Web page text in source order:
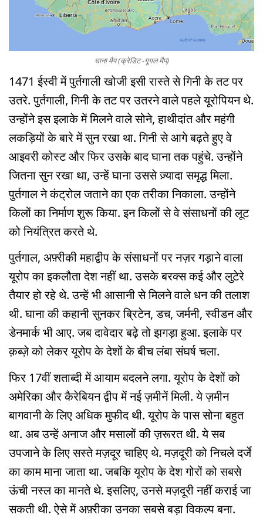
घाना मैप (क्रेडिट -गूगल मैप)
1471 ईस्वी में पुर्तगाली खोजी इसी रास्ते से गिनी के तट पर
उतरे. पुर्तगाली, गिनी के तट पर उतरने वाले पहले यूरोपियन थे.
उन्होंने इस इलाके में मिलने वाले सोने, हाथीदांत और महंगी
लकड़ियों के बारे में सुन रखा था. गिनी से आगे बढ़ते हुए वे
आइवरी कोस्ट और फिर उसके बाद घाना तक पहुंचे. उन्होंने
जितना सुन रखा था, उन्हें घाना उससे ज़्यादा समृद्ध मिला.
पुर्तगाल ने कंट्रोल जताने का एक तरीका निकाला. उन्होंने
किलों का निर्माण शुरू किया. इन किलों से वे संसाधनों की लूट
को नियंत्रित करते थे.
पुर्तगाल, अफ़्रीकी महाद्वीप के संसाधनों पर नज़र गड़ाने वाला
यूरोप का इकलौता देश नहीं था. उसके बरक्स कई और लुटेरे
तैयार हो रहे थे. उन्हें भी आसानी से मिलने वाले धन की तलाश
थी. घाना की कहानी सुनकर ब्रिटेन, डच, जर्मनी, स्वीडन और
डेनमार्क भी आए. जब दावेदार बढ़े तो झगड़ा हुआ. इलाके पर
क़ब्ज़े को लेकर यूरोप के देशों के बीच लंबा संघर्ष चला.
फिर 17वीं शताब्दी में आयाम बदलने लगा. यूरोप के देशों को
अमेरिका और कैरेबियन द्वीप में नई ज़मीनें मिली. ये ज़मीन
बागवानी के लिए अधिक मुफीद थी. यूरोप के पास सोना बहुत
था. अब उन्हें अनाज और मसालों की ज़रूरत थी. ये सब
उपजाने के लिए सस्ते मज़दूर चाहिए थे. मज़दूरी को निचले दर्जे
का काम माना जाता था. जबकि यूरोप के देश गोरों को सबसे
ऊंची नस्ल का मानते थे. इसलिए, उनसे मज़दूरी नहीं कराई जा
सकती थी. ऐसे में अफ़्रीका उनका सबसे बड़ा विकल्प बना.